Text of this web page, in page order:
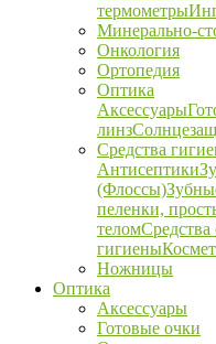
термометры
Минерально-
Онкология
Ортопедия
Оптика
Аксессуары
линз
Средства
Антисептики
(Флоссы)
пеленки,
телом
гигиены
Ножницы
Оптика
Аксессуары
Готовые очки